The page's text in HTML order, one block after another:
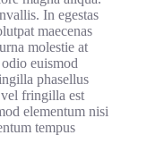
In egestas
maecenas
molestie at
euismod
phasellus
fringilla est
elementum nisi
tempus